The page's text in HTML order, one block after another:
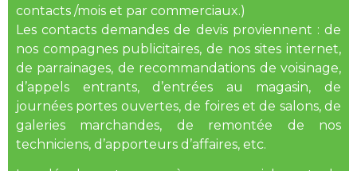
contacts /mois et par commerciaux.)
Les contacts demandes de devis proviennent : de
nos compagnes publicitaires, de nos sites internet,
de parrainages, de recommandations de voisinage,
d’appels entrants, d’entrées au magasin, de
journées portes ouvertes, de foires et de salons, de
galeries marchandes, de remontée de nos
techniciens, d’apporteurs d’affaires, etc.